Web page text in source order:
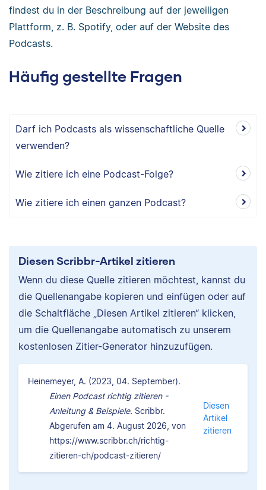
findest du in der Beschreibung auf der jeweiligen
Plattform, z. B. Spotify, oder auf der Website des
Podcasts.
Häufig gestellte Fragen
Darf ich Podcasts als wissenschaftliche Quelle
verwenden?
Wie zitiere ich eine Podcast-Folge?
Wie zitiere ich einen ganzen Podcast?
Diesen Scribbr-Artikel zitieren
Wenn du diese Quelle zitieren möchtest, kannst du
die Quellenangabe kopieren und einfügen oder auf
die Schaltfläche „Diesen Artikel zitieren“ klicken,
um die Quellenangabe automatisch zu unserem
kostenlosen Zitier-Generator hinzuzufügen.
Heinemeyer, A. (2023, 04. September).
Einen Podcast richtig zitieren -
Anleitung & Beispiele. Scribbr.
Abgerufen am 4. August 2026, von
https://www.scribbr.ch/richtig-
zitieren-ch/podcast-zitieren/
Diesen
Artikel
zitieren